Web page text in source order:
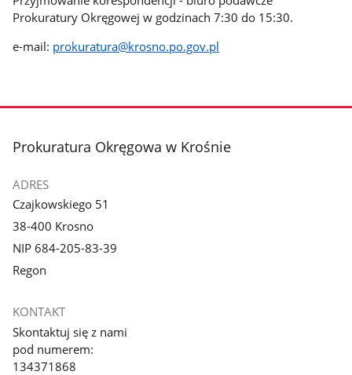
Prokuratury Okręgowej w godzinach 7:30 do 15:30.
e-mail: prokuratura@krosno.po.gov.pl
stopka
Prokuratura Okręgowa w Krośnie
ADRES
Czajkowskiego 51
38-400 Krosno
NIP 684-205-83-39
Regon
KONTAKT
Skontaktuj się z nami
pod numerem:
134371868